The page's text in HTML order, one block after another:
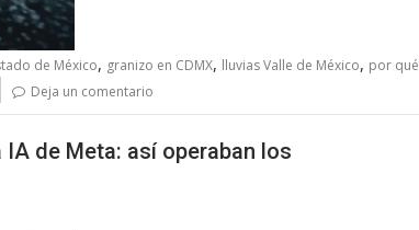
de México, granizo en CDMX, lluvias Valle de México, por qué
Deja un comentario
de Meta: así operaban los